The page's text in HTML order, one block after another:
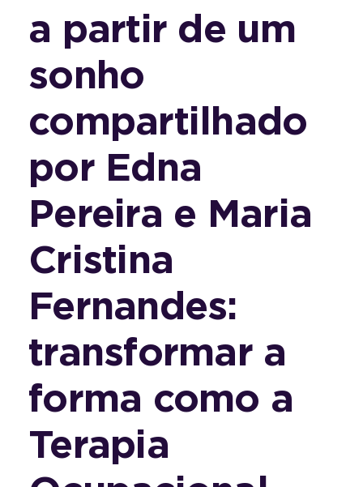
a partir de um
sonho
compartilhado
por Edna
Pereira e Maria
Cristina
Fernandes:
transformar a
forma como a
Terapia